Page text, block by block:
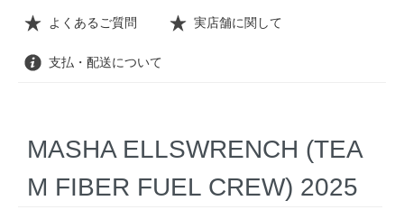
よくあるご質問 実店舗に関して
支払・配送について
MASHA ELLSWRENCH (TEA
M FIBER FUEL CREW) 2025